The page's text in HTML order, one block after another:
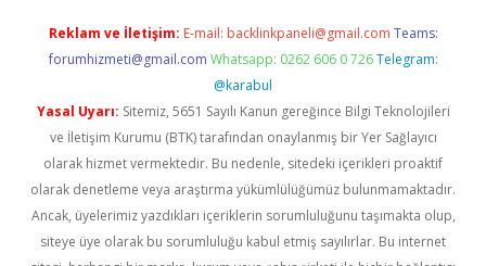
Reklam ve İletişim: E-mail: backlinkpaneli@gmail.com Teams:
forumhizmeti@gmail.com Whatsapp: 0262 606 0 726 Telegram:
@karabul
Yasal Uyarı: Sitemiz, 5651 Sayılı Kanun gereğince Bilgi Teknolojileri
ve İletişim Kurumu (BTK) tarafından onaylanmış bir Yer Sağlayıcı
olarak hizmet vermektedir. Bu nedenle, sitedeki içerikleri proaktif
olarak denetleme veya araştırma yükümlülüğümüz bulunmamaktadır.
Ancak, üyelerimiz yazdıkları içeriklerin sorumluluğunu taşımakta olup,
siteye üye olarak bu sorumluluğu kabul etmiş sayılırlar. Bu internet